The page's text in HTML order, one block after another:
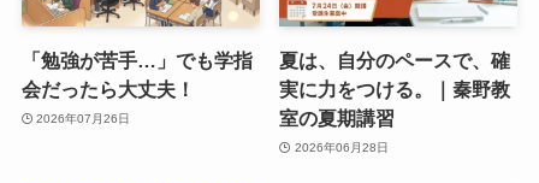
「勉強が苦手…」でも学指
会だったら大丈夫！
2026年07月26日
夏は、自分のペースで、確
実に力をつける。｜秦野教
室の夏期講習
2026年06月28日